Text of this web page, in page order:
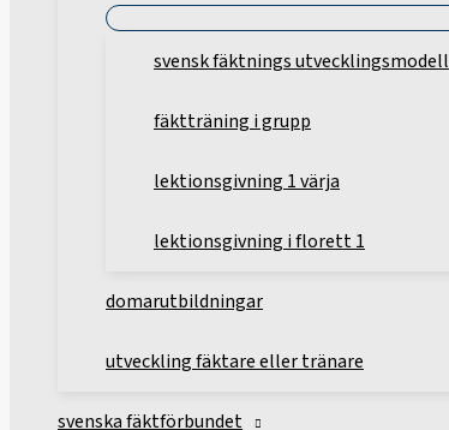
svensk fäktnings utvecklingsmodell
fäktträning i grupp
lektionsgivning 1 värja
lektionsgivning i florett 1
domarutbildningar
utveckling fäktare eller tränare
svenska fäktförbundet